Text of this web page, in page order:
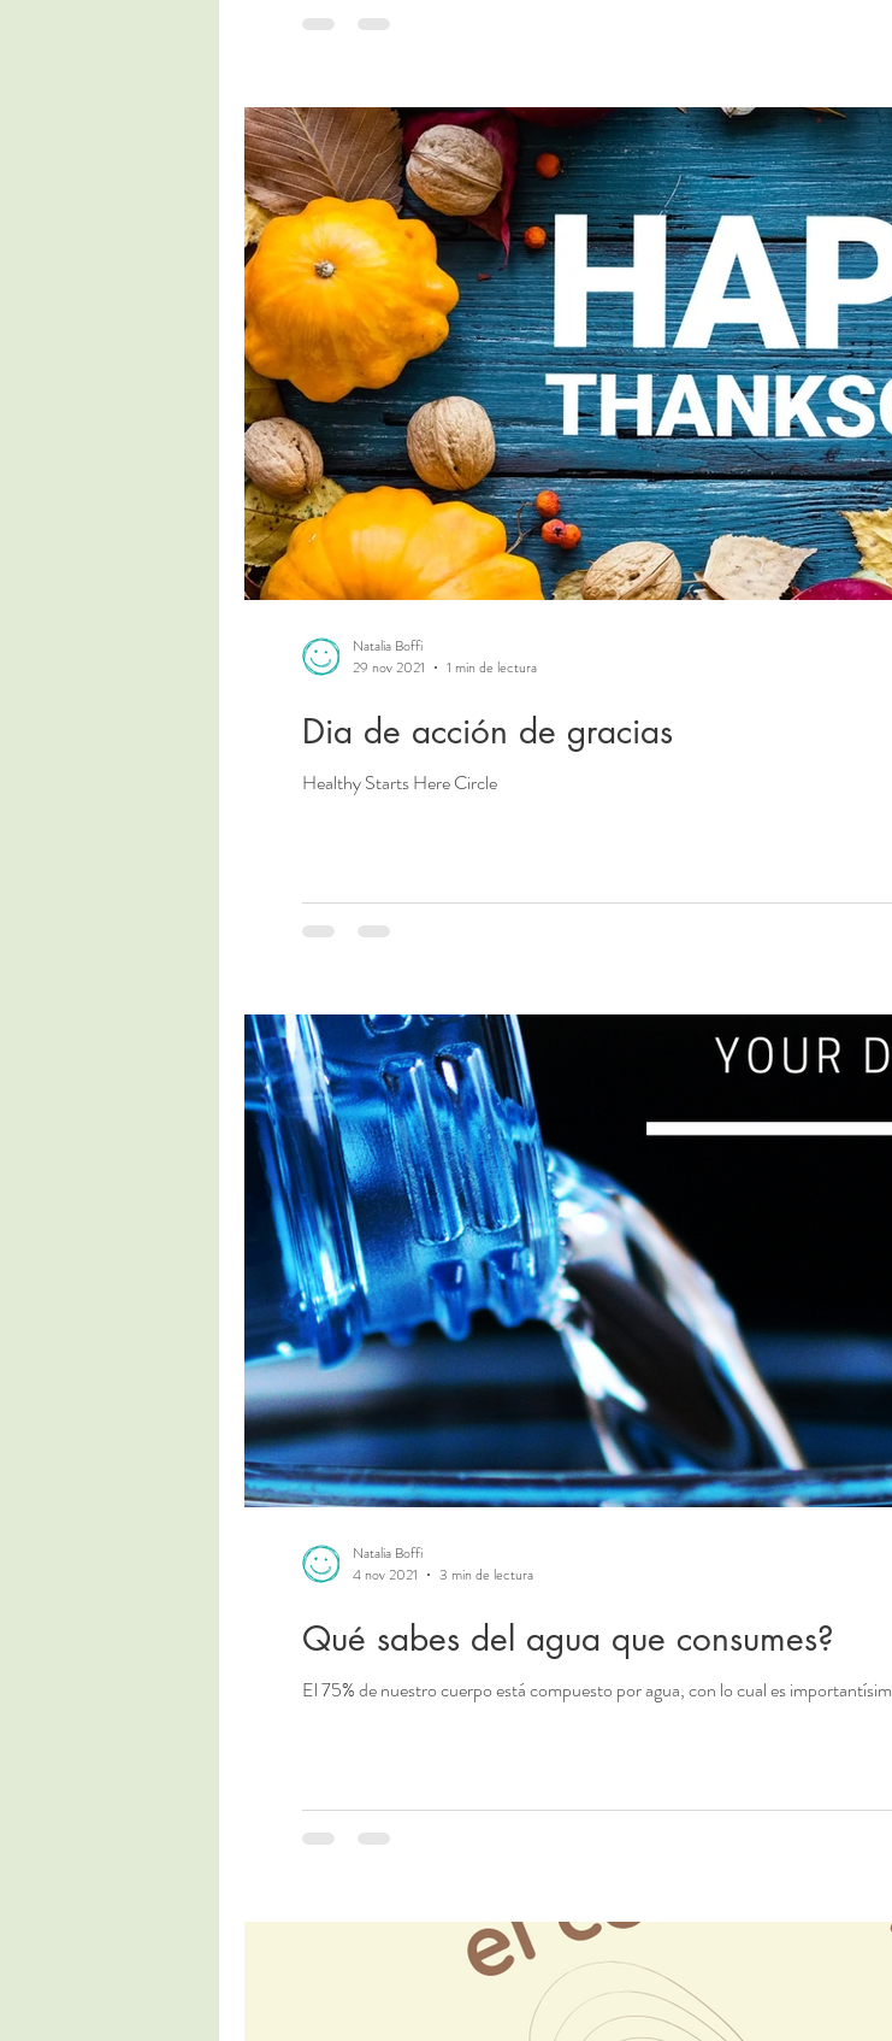
Dia de acción de gracias
Healthy Starts Here Circle
Natalia Boffi
29 nov 2021
1 min de lectura
Qué sabes del agua que consumes?
El 75% de nuestro cuerpo está compuesto por agua, con lo cual es
Natalia Boffi
4 nov 2021
3 min de lectura